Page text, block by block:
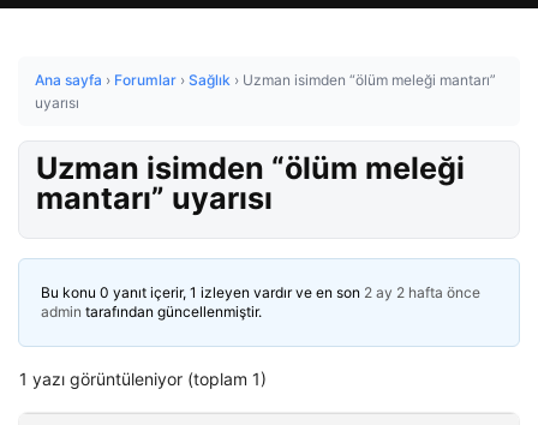
Ana sayfa › Forumlar › Sağlık › Uzman isimden “ölüm meleği mantarı”
uyarısı
Uzman isimden “ölüm meleği
mantarı” uyarısı
Bu konu 0 yanıt içerir, 1 izleyen vardır ve en son 2 ay 2 hafta önce
admin tarafından güncellenmiştir.
1 yazı görüntüleniyor (toplam 1)